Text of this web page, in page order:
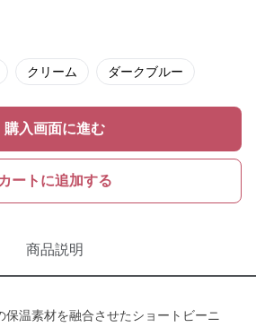
クリーム ダークブルー
購入画面に進む
カートに追加する
商品説明
保温素材を融合させたショートビーニ